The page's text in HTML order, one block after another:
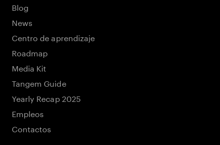
Blog
News
Centro de aprendizaje
Roadmap
Media Kit
Tangem Guide
Yearly Recap 2025
Empleos
Contactos